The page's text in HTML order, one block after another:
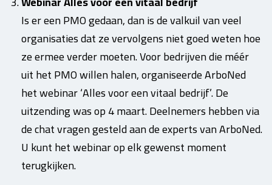
Is er een PMO gedaan, dan is de valkuil van veel
organisaties dat ze vervolgens niet goed weten hoe
ze ermee verder moeten. Voor bedrijven die méér
uit het PMO willen halen, organiseerde ArboNed
het webinar ‘Alles voor een vitaal bedrijf’. De
uitzending was op 4 maart. Deelnemers hebben via
de chat vragen gesteld aan de experts van ArboNed.
U kunt het webinar op elk gewenst moment
terugkijken.